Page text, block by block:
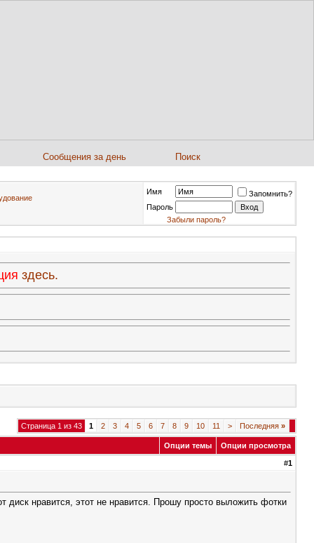
Сообщения за день Поиск
Имя
Запомнить?
Пароль
Забыли пароль?
здесь.
Страница 1 из 43 1 2 3 4 5 6 7 8 9 10 11 > Последняя »
Опции темы Опции просмотра
#1
диск нравится, этот не нравится. Прошу просто выложить фотки